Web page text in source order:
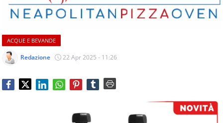
sul
mondo
dei
consumi
fuoricasa,
Food
Service
ACQUE E BEVANDE
Redazione 22 Apr 2025 - 11:26